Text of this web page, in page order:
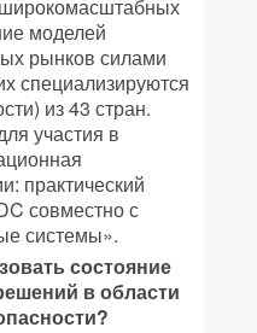
моделей
рынков силами
специализируются
из 43 стран.
участия в
практический
совместно с
системы».
состояние
в области